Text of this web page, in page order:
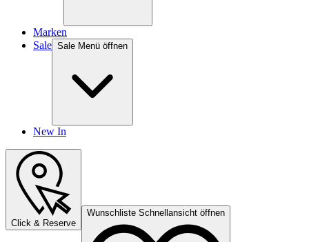
Marken
Sale Sale Menü öffnen
New In
Click & Reserve
Wunschliste Schnellansicht öffnen